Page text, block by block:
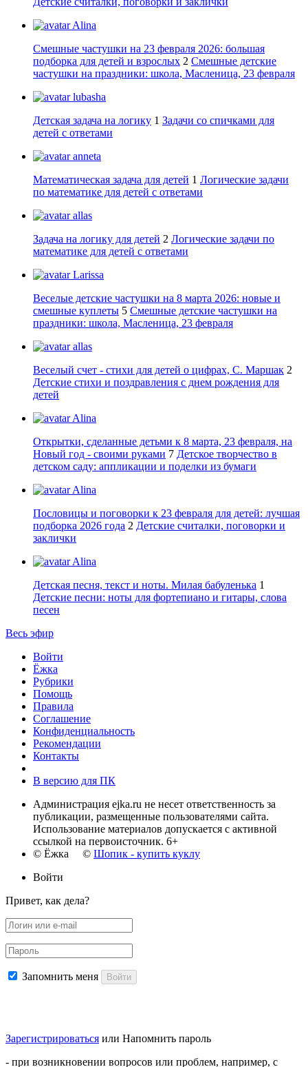
Alina
Смешные частушки на 23 февраля 2026: большая
подборка для детей и взрослых 2 Смешные детские
частушки на праздники: школа, Масленица, 23 февраля
lubasha
Детская задача на логику 1 Задачи со спичками для
детей с ответами
anneta
Математическая задача для детей 1 Логические задачи
по математике для детей с ответами
allas
Задача на логику для детей 2 Логические задачи по
математике для детей с ответами
Larissa
Веселые детские частушки на 8 марта 2026: новые и
смешные куплеты 5 Смешные детские частушки на
праздники: школа, Масленица, 23 февраля
allas
Веселый счет - стихи для детей о цифрах, С. Маршак 2
Детские стихи и поздравления с днем рождения для
детей
Alina
Открытки, сделанные детьми к 8 марта, 23 февраля, на
Новый год - своими руками 7 Детское творчество в
детском саду: аппликации и поделки из бумаги
Alina
Пословицы и поговорки к 23 февраля для детей: лучшая
подборка 2026 года 2 Детские считалки, поговорки и
заклички
Alina
Детская песня, текст и ноты. Милая бабуленька 1
Детские песни: ноты для фортепиано и гитары, слова
песен
Весь эфир
Войти
Ёжка
Рубрики
Помощь
Правила
Соглашение
Конфиденциальность
Рекомендации
Контакты
В версию для ПК
Администрация ejka.ru не несет ответственность за
публикации, размещенные пользователями сайта.
Использование материалов допускается с активной
ссылкой на первоисточник. 6+
© Ёжка © Шопик - купить куклу
Войти
Привет, как дела?
Запомнить меня Войти
Зарегистрироваться или Напомнить пароль
- при возникновении вопросов или проблем, например, с